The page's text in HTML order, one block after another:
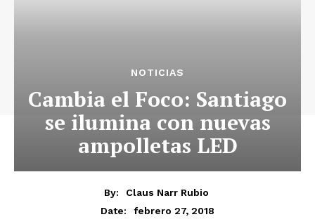
NOTICIAS
Cambia el Foco: Santiago
se ilumina con nuevas
ampolletas LED
By:
Claus Narr Rubio
Date:
febrero 27, 2018